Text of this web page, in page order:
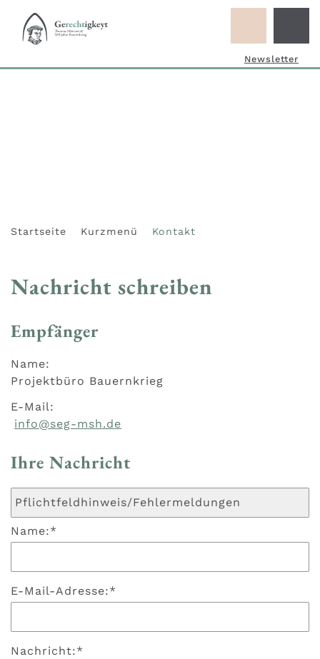
Newsletter
Startseite Kurzmenü Kontakt
Nachricht schreiben
Empfänger
Name:
Projektbüro Bauernkrieg
E-Mail:
info@seg-msh.de
Ihre Nachricht
Name:*
E-Mail-Adresse:*
Nachricht:*